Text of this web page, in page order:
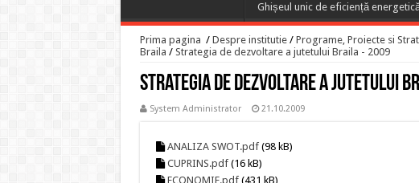
Ghișeul unic de eficiență
Prima pagina / Despre institutie / Programe, Proiecte si
Braila / Strategia de dezvoltare a jutetului Braila - 2009
Strategia de dezvoltare a jutetului
System Administrator 21.10.2009
ANALIZA SWOT.pdf(98 kB)
CUPRINS.pdf(16 kB)
ECONOMIE.pdf(431 kB)